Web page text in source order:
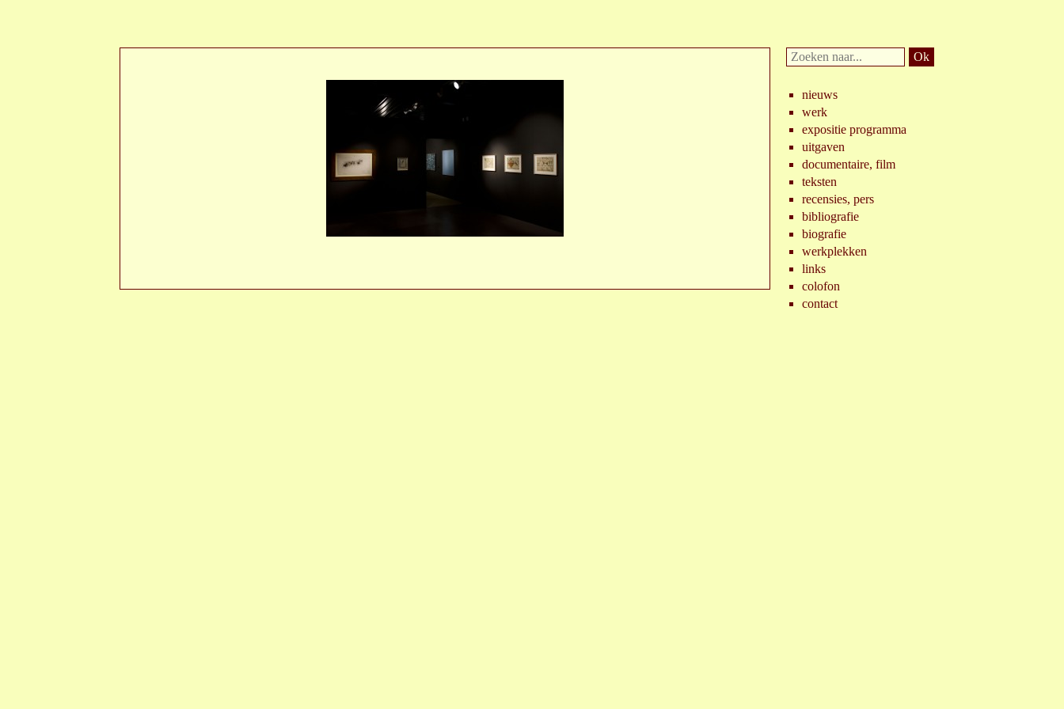
Doorzoek
website:
nieuws
werk
expositie programma
uitgaven
documentaire, film
teksten
recensies, pers
bibliografie
biografie
werkplekken
links
colofon
contact